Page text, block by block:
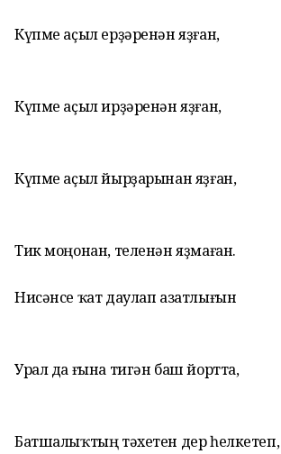
Күпме аҫыл ерҙәренән яҙған,
Күпме аҫыл ирҙәренән яҙған,
Күпме аҫыл йырҙарынан яҙған,
Тик моңонан, теленән яҙмаған.
Нисәнсе ҡат даулап азатлығын
Урал да ғына тигән баш йортта,
Батшалыҡтың тәхетен дер һелкетеп,